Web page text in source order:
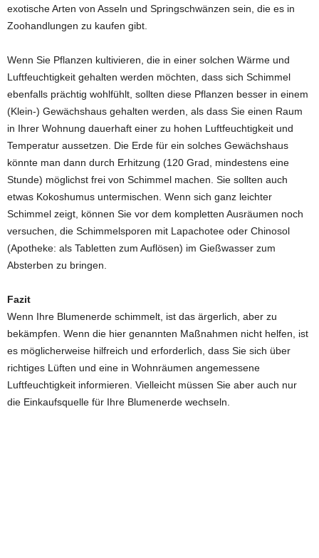
exotische Arten von Asseln und Springschwänzen sein, die es in
Zoohandlungen zu kaufen gibt.
Wenn Sie Pflanzen kultivieren, die in einer solchen Wärme und
Luftfeuchtigkeit gehalten werden möchten, dass sich Schimmel
ebenfalls prächtig wohlfühlt, sollten diese Pflanzen besser in einem
(Klein-) Gewächshaus gehalten werden, als dass Sie einen Raum
in Ihrer Wohnung dauerhaft einer zu hohen Luftfeuchtigkeit und
Temperatur aussetzen. Die Erde für ein solches Gewächshaus
könnte man dann durch Erhitzung (120 Grad, mindestens eine
Stunde) möglichst frei von Schimmel machen. Sie sollten auch
etwas Kokoshumus untermischen. Wenn sich ganz leichter
Schimmel zeigt, können Sie vor dem kompletten Ausräumen noch
versuchen, die Schimmelsporen mit Lapachotee oder Chinosol
(Apotheke: als Tabletten zum Auflösen) im Gießwasser zum
Absterben zu bringen.
Fazit
Wenn Ihre Blumenerde schimmelt, ist das ärgerlich, aber zu
bekämpfen. Wenn die hier genannten Maßnahmen nicht helfen, ist
es möglicherweise hilfreich und erforderlich, dass Sie sich über
richtiges Lüften und eine in Wohnräumen angemessene
Luftfeuchtigkeit informieren. Vielleicht müssen Sie aber auch nur
die Einkaufsquelle für Ihre Blumenerde wechseln.